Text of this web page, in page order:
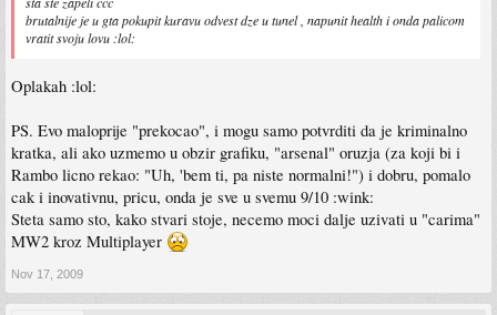
brutalnije je u gta pokupit kuravu odvest dze u tunel , napunit health i onda palicom
vratit svoju lovu :lol:
Oplakah :lol:
PS. Evo maloprije "prekocao", i mogu samo potvrditi da je kriminalno
kratka, ali ako uzmemo u obzir grafiku, "arsenal" oruzja (za koji bi i
Rambo licno rekao: "Uh, 'bem ti, pa niste normalni!") i dobru, pomalo
cak i inovativnu, pricu, onda je sve u svemu 9/10 :wink:
Steta samo sto, kako stvari stoje, necemo moci dalje uzivati u "carima"
MW2 kroz Multiplayer
Nov 17, 2009